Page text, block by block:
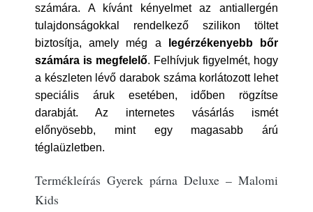
számára. A kívánt kényelmet az antiallergén
tulajdonságokkal rendelkező szilikon töltet
biztosítja, amely még a
legérzékenyebb bőr
számára is megfelelő. Felhívjuk figyelmét, hogy
a készleten lévő darabok száma korlátozott lehet
speciális áruk esetében, időben rögzítse
darabját. Az internetes vásárlás ismét
előnyösebb, mint egy magasabb árú
téglaüzletben.
Termékleírás Gyerek párna Deluxe – Malomi
Kids